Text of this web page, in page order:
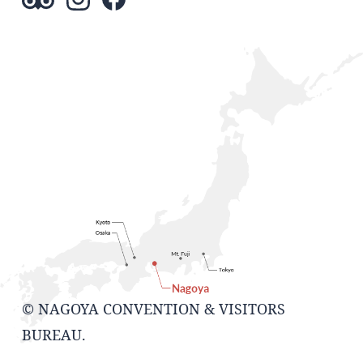
© NAGOYA CONVENTION & VISITORS
BUREAU.